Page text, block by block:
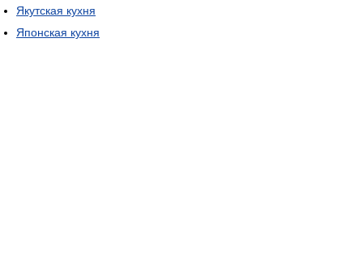
Якутская кухня
Японская кухня